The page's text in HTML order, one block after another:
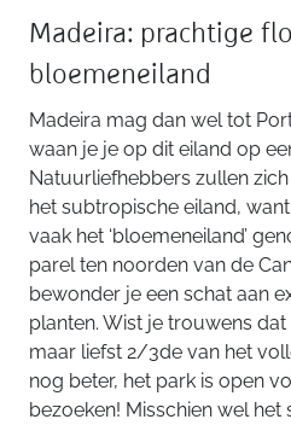
Madeira: prachtige
bloemeneiland
Madeira mag dan wel tot
waan je je op dit eiland op
Natuurliefhebbers zullen
het subtropische eiland,
vaak het ‘bloemeneiland’
parel ten noorden van de
bewonder je een schat aan
planten. Wist je trouwens
maar liefst 2/3de van het
nog beter, het park is open
bezoeken! Misschien wel